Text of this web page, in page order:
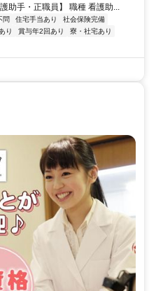
助手・正職員】 職種 看護助...
問 住宅手当あり
社会保険完備
り 賞与年2回あり
寮・社宅あり